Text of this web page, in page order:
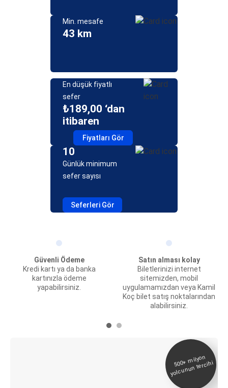
Min. mesafe
43 km
En düşük fiyatlı
sefer
₺189,00 ‘dan
itibaren
Fiyatları Gör
10
Günlük minimum
sefer sayısı
Seferleri Gör
Güvenli Ödeme
Kredi kartı ya da banka
kartınızla ödeme
yapabilirsiniz.
Satın alması kolay
Biletlerinizi internet
sitemizden, mobil
uygulamamızdan veya Kamil
Koç bilet satış noktalarından
alabilirsiniz.
500+
milyon
yolcunun tercihi